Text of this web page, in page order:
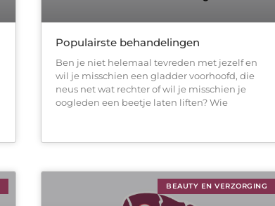
Populairste behandelingen
Ben je niet helemaal tevreden met jezelf en
wil je misschien een gladder voorhoofd, die
neus net wat rechter of wil je misschien je
oogleden een beetje laten liften? Wie
BEAUTY EN VERZORGING